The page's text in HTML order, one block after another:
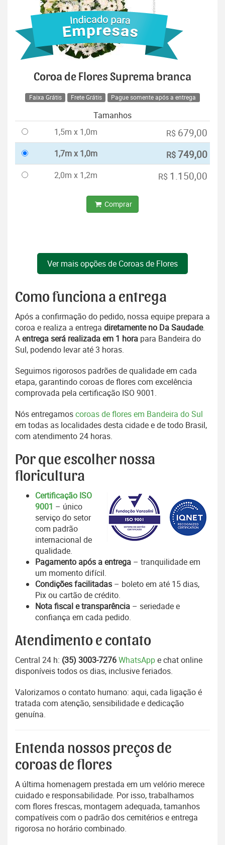
Coroa de Flores Suprema branca
Faixa Grátis Frete Grátis Pague somente após a entrega
Tamanhos
1,5m x 1,0m
R$ 679,00
1,7m x 1,0m R$749,00
2,0m x 1,2m R$ 1.150,00
Comprar
Ver mais opções de Coroas de Flores
Como funciona a entrega
Após a confirmação do pedido, nossa equipe prepara a
coroa e realiza a entrega diretamente no Da Saudade.
Aentrega será realizada em 1 hora para Bandeira do
Sul, podendo levar até 3 horas.
Seguimos rigorosos padrões de qualidade em cada
etapa, garantindo coroas de flores com excelência
comprovada pela certificação ISO 9001.
Nós entregamoscoroas de flores em Bandeira do Sul
em todas as localidades desta cidade e de todo Brasil,
com atendimento 24 horas.
Por que escolher nossa
floricultura
Certificação ISO
9001 – único
serviço do setor
com padrão
internacional de
qualidade.
Pagamento após a entrega – tranquilidade em
um momento difícil.
Condições facilitadas – boleto em até 15 dias,
Pix ou cartão de crédito.
Nota fiscal e transparência – seriedade e
confiança em cada pedido.
Atendimento e contato
Central 24 h: (35) 3003-7276WhatsAppe chat online
disponíveis todos os dias, inclusive feriados.
Valorizamos o contato humano: aqui, cada ligação é
tratada com atenção, sensibilidade e dedicação
genuína.
Entenda nossos preços de
coroas de flores
A última homenagem prestada em um velório merece
cuidado e responsabilidade. Por isso, trabalhamos
com flores frescas, montagem adequada, tamanhos
compatíveis com o padrão dos cemitérios e entrega
rigorosa no horário combinado.